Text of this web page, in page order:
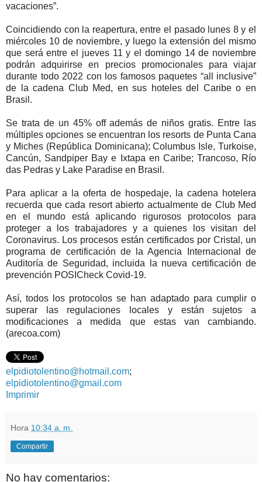
vacaciones”.
Coincidiendo con la reapertura, entre el pasado lunes 8 y el
miércoles 10 de noviembre, y luego la extensión del mismo
que será entre el jueves 11 y el domingo 14 de noviembre
podrán adquirirse en precios promocionales para viajar
durante todo 2022 con los famosos paquetes “all inclusive”
de la cadena Club Med, en sus hoteles del Caribe o en
Brasil.
Se trata de un 45% off además de niños gratis. Entre las
múltiples opciones se encuentran los resorts de Punta Cana
y Miches (República Dominicana); Columbus Isle, Turkoise,
Cancún, Sandpiper Bay e Ixtapa en Caribe; Trancoso, Río
das Pedras y Lake Paradise en Brasil.
Para aplicar a la oferta de hospedaje, la cadena hotelera
recuerda que cada resort abierto actualmente de Club Med
en el mundo está aplicando rigurosos protocolos para
proteger a los trabajadores y a quienes los visitan del
Coronavirus. Los procesos están certificados por Cristal, un
programa de certificación de la Agencia Internacional de
Auditoría de Seguridad, incluida la nueva certificación de
prevención POSICheck Covid-19.
Así, todos los protocolos se han adaptado para cumplir o
superar las regulaciones locales y están sujetos a
modificaciones a medida que estas van cambiando.
(arecoa.com)
elpidiotolentino@hotmail.com;
elpidiotolentino@gmail.com
Imprimir
Hora 10:34 a. m.
Compartir
No hay comentarios: